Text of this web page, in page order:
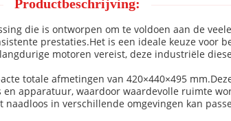
Productbeschrijving:
die is ontworpen om te voldoen aan de
prestaties.Het is een ideale keuze voor
motoren vereist, deze industriële
totale afmetingen van 420×440×495
apparatuur, waardoor waardevolle ruimte
in verschillende omgevingen kan